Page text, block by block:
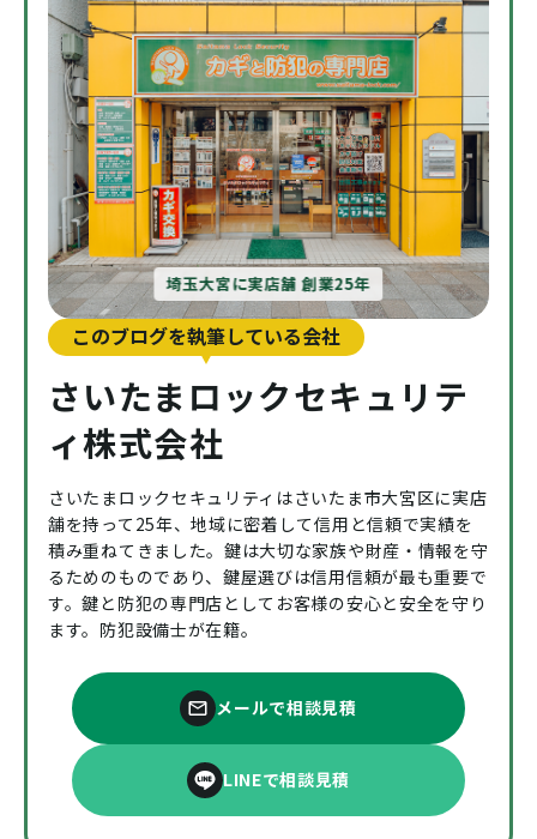
埼玉大宮に実店舗 創業25年
このブログを執筆している会社
さいたまロックセキュリテ
ィ株式会社
さいたまロックセキュリティはさいたま市大宮区に実店
舗を持って25年、地域に密着して信用と信頼で実績を
積み重ねてきました。鍵は大切な家族や財産・情報を守
るためのものであり、鍵屋選びは信用信頼が最も重要で
す。鍵と防犯の専門店としてお客様の安心と安全を守り
ます。防犯設備士が在籍。
メールで相談見積
LINEで相談見積